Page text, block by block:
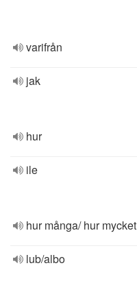
varifrån
jak
hur
ile
hur många/ hur mycket
lub/albo